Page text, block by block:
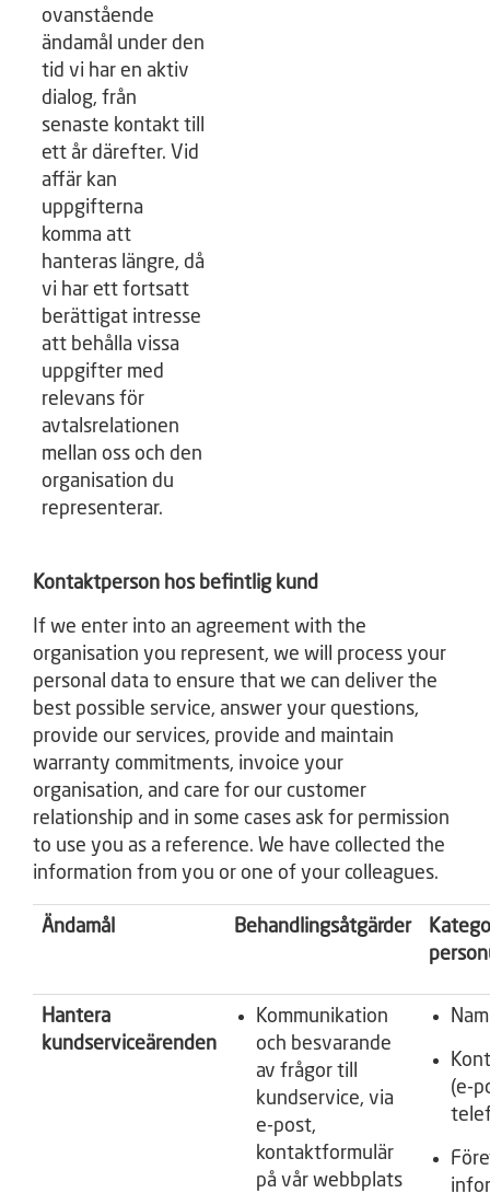
ovanstående
ändamål under den
tid vi har en aktiv
dialog, från
senaste kontakt till
ett år därefter. Vid
affär kan
uppgifterna
komma att
hanteras längre, då
vi har ett fortsatt
berättigat intresse
att behålla vissa
uppgifter med
relevans för
avtalsrelationen
mellan oss och den
organisation du
representerar.
Kontaktperson hos befintlig kund
If we enter into an agreement with the
organisation you represent, we will process your
personal data to ensure that we can deliver the
best possible service, answer your questions,
provide our services, provide and maintain
warranty commitments, invoice your
organisation, and care for our customer
relationship and in some cases ask for permission
to use you as a reference. We have collected the
information from you or one of your colleagues.
Ändamål Behandlingsåtgärder
Hantera
kundserviceärenden
Kommunikation
och besvarande
av frågor till
kundservice, via
e-post,
kontaktformulär
på vår webbplats
(e-